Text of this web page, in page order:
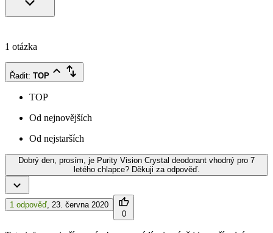
1 otázka
Řadit: TOP
TOP
Od nejnovějších
Od nejstarších
Dobrý den, prosím, je Purity Vision Crystal deodorant vhodný pro 7
letého chlapce? Děkuji za odpověď.
1 odpověď, 23. června 2020
0